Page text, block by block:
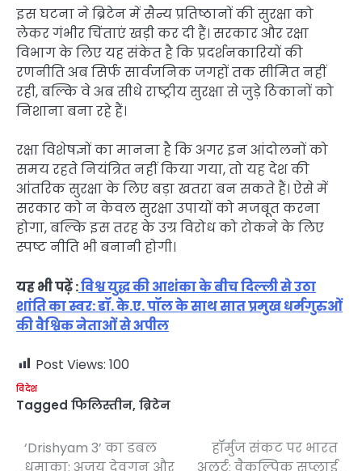
इस घटना ने ब्रिटेन में सैन्य प्रतिष्ठानों की सुरक्षा को
लेकर गंभीर चिंताएं खड़ी कर दी हैं। सरकार और रक्षा
विभाग के लिए यह संकेत है कि प्रदर्शनकारियों की
रणनीति अब सिर्फ सार्वजनिक जगहों तक सीमित नहीं
रही, बल्कि वे अब सीधे राष्ट्रीय सुरक्षा से जुड़े ठिकानों को
निशाना बना रहे हैं।
रक्षा विशेषज्ञों का मानना है कि अगर इन आंदोलनों को
समय रहते नियंत्रित नहीं किया गया, तो यह देश की
आंतरिक सुरक्षा के लिए बड़ा खतरा बन सकते हैं। ऐसे में
सरकार को न केवल सुरक्षा उपायों को मजबूत करना
होगा, बल्कि इस तरह के उग्र विरोध को रोकने के लिए
स्पष्ट नीति भी बनानी होगी।
यह भी पढ़ें :विश्व युद्ध की आशंका के बीच दिल्ली से उठा
शांति का स्वर: डॉ. के.ए. पॉल के साथ सात प्रमुख धर्मगुरुओं
की वैश्विक नेताओं से अपील
Post Views: 100
विदेश
Tagged फिलिस्तीन, ब्रिटेन
Post
‘Drishyam 3’ का डबल
धमाका: अजय देवगन और
हॉर्मुज संकट पर भारत
अलर्ट: वैकल्पिक सप्लाई